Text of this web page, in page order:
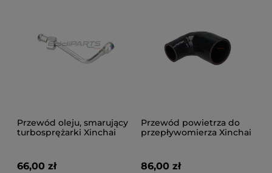
Przewód oleju, smarujący
turbosprężarki Xinchai
66,00 zł
Przewód powietrza do
przepływomierza Xinchai
86,00 zł